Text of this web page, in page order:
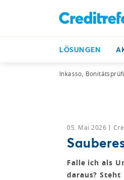
LÖSUNGEN
Inkasso,
05. Mai 2026
Falle ich als
daraus?